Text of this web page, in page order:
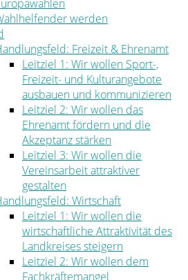
werden
Freizeit & Ehrenamt
Leitziel 1: Wir wollen Sport-,
Freizeit- und Kulturangebote
ausbauen und kommunizieren
Leitziel 2: Wir wollen das
Ehrenamt fördern und die
Akzeptanz stärken
Leitziel 3: Wir wollen die
Vereinsarbeit attraktiver
gestalten
Wirtschaft
Leitziel 1: Wir wollen die
wirtschaftliche Attraktivität des
Landkreises steigern
Leitziel 2: Wir wollen dem
Fachkräftemangel